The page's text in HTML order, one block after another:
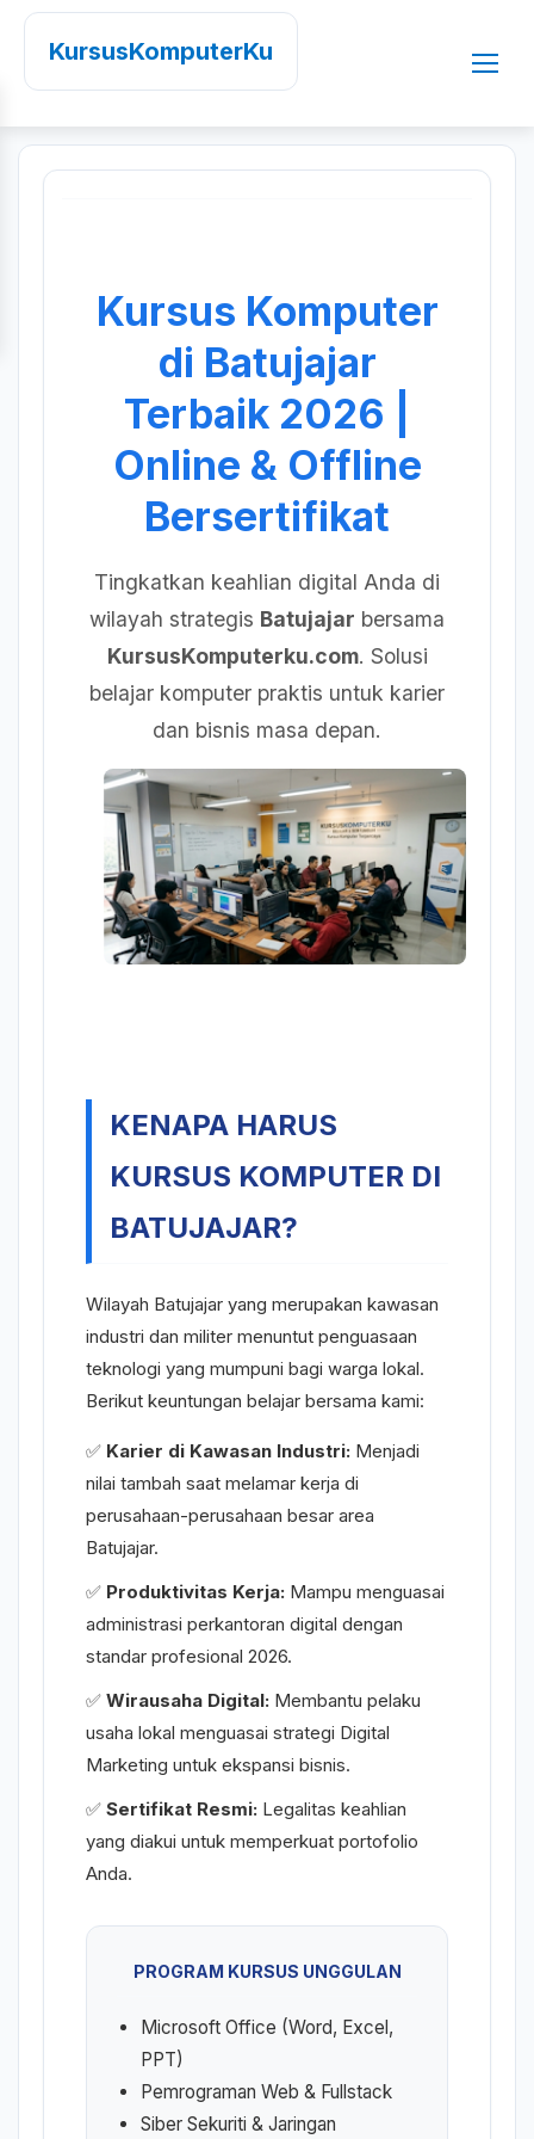
KursusKomputerKu
Kursus Komputer
di Batujajar
Terbaik 2026 |
Online & Offline
Bersertifikat
Tingkatkan keahlian digital Anda di
wilayah strategis Batujajar bersama
KursusKomputerku.com. Solusi
belajar komputer praktis untuk karier
dan bisnis masa depan.
KENAPA HARUS
KURSUS KOMPUTER DI
BATUJAJAR?
Wilayah Batujajar yang merupakan kawasan
industri dan militer menuntut penguasaan
teknologi yang mumpuni bagi warga lokal.
Berikut keuntungan belajar bersama kami:
✅ Karier di Kawasan Industri: Menjadi
nilai tambah saat melamar kerja di
perusahaan-perusahaan besar area
Batujajar.
✅ Produktivitas Kerja: Mampu menguasai
administrasi perkantoran digital dengan
standar profesional 2026.
✅ Wirausaha Digital: Membantu pelaku
usaha lokal menguasai strategi Digital
Marketing untuk ekspansi bisnis.
✅ Sertifikat Resmi: Legalitas keahlian
yang diakui untuk memperkuat portofolio
Anda.
PROGRAM KURSUS UNGGULAN
Microsoft Office (Word, Excel,
PPT)
Pemrograman Web & Fullstack
Siber Sekuriti & Jaringan